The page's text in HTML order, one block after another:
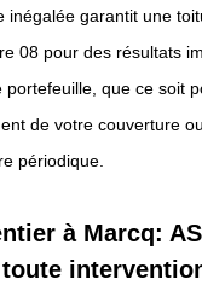
inégalée garantit une
08 pour des résultats
que ce soit
de votre couverture
périodique.
à Marcq: